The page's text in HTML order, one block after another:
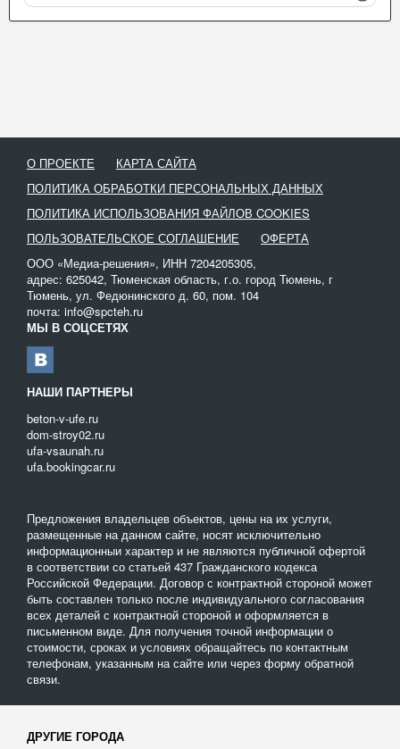
О ПРОЕКТЕ
КАРТА САЙТА
ПОЛИТИКА ОБРАБОТКИ ПЕРСОНАЛЬНЫХ ДАННЫХ
ПОЛИТИКА ИСПОЛЬЗОВАНИЯ ФАЙЛОВ COOKIES
ПОЛЬЗОВАТЕЛЬСКОЕ СОГЛАШЕНИЕ
ОФЕРТА
ООО «Медиа-решения», ИНН 7204205305,
адрес: 625042, Тюменская область, г.о. город Тюмень, г
Тюмень, ул. Федюнинского д. 60, пом. 104
почта: info@spcteh.ru
МЫ В СОЦСЕТЯХ
НАШИ ПАРТНЕРЫ
beton-v-ufe.ru
dom-stroy02.ru
ufa-vsaunah.ru
ufa.bookingcar.ru
Предложения владельцев объектов, цены на их услуги,
размещенные на данном сайте, носят исключительно
информационныи характер и не являются публичной офертой
в соответствии со статьей 437 Гражданского кодекса
Российской Федерации. Договор с контрактной стороной может
быть составлен только после индивидуального согласования
всех деталей с контрактной стороной и оформляется в
письменном виде. Для получения точной информации о
стоимости, сроках и условиях обращайтесь по контактным
телефонам, указанным на сайте или через форму обратной
связи.
ДРУГИЕ ГОРОДА